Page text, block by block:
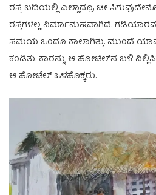
ರಸ್ತೆ ಬದಿಯಲ್ಲಿ ಎಲ್ಲಾದ್ರೂ ಟೀ
ರಸ್ತೆಗಳೆಲ್ಲ ನಿರ್ಮಾನುಷವಾಗಿದೆ.
ಸಮಯ ಒಂದೂ ಕಾಲಾಗಿತ್ತು. ಮುಂದೆ
ಕಂಡಿತು. ಕಾರನ್ನು ಆ ಹೋಟೆಲ್‌ನ ಬಳಿ
ಆ ಹೋಟೆಲ್ ಒಳಹೊಕ್ಕರು.